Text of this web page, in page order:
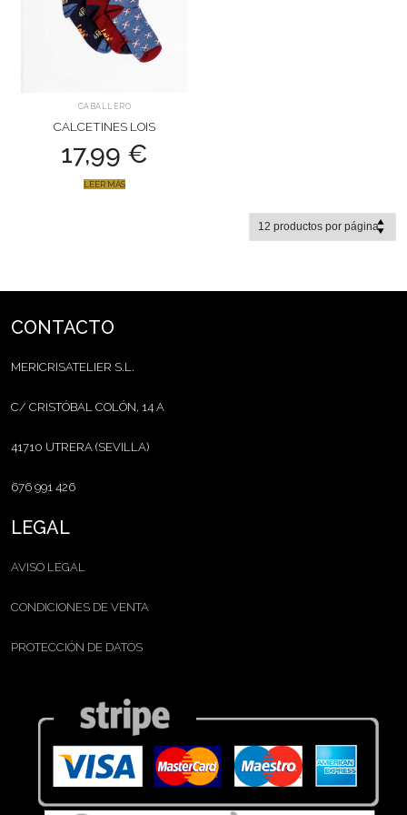
CABALLERO
CALCETINES LOIS
17,99 €
LEER MÁS
CONTACTO
MERICRISATELIER S.L.
C/ CRISTÓBAL COLÓN, 14 A
41710 UTRERA (SEVILLA)
676 991 426
LEGAL
AVISO LEGAL
CONDICIONES DE VENTA
PROTECCIÓN DE DATOS